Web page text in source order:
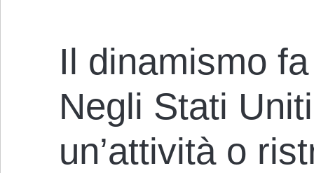
Il dinamismo
Negli Stati
un’attività o